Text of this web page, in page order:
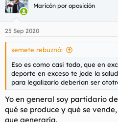
Maricón por oposición
25 Sep 2020
semete rebuznó:
Eso es como casi todo, que en
deporte en exceso te jode la
para legalizarlo deberian ser
Yo en general soy partidario
qué se produce y qué se
que generaría.